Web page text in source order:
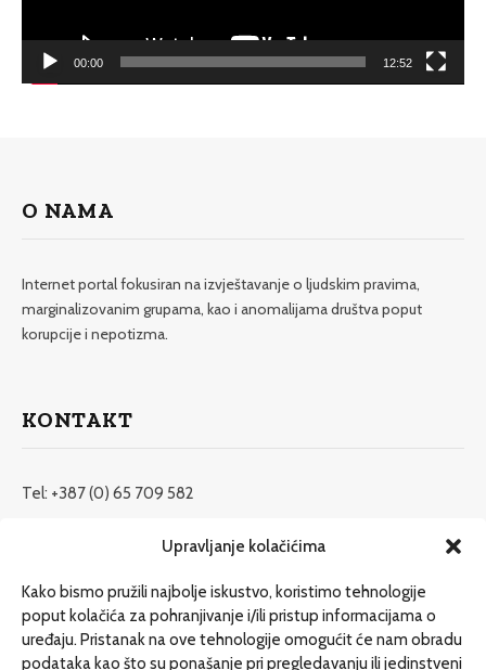
Upravljanje kolačićima
Kako bismo pružili najbolje iskustvo, koristimo tehnologije
poput kolačića za pohranjivanje i/ili pristup informacijama o
uređaju. Pristanak na ove tehnologije omogućit će nam obradu
podataka kao što su ponašanje pri pregledavanju ili jedinstveni
00:00 12:52
O NAMA
Internet portal fokusiran na izvještavanje o ljudskim pravima,
marginalizovanim grupama, kao i anomalijama društva poput
korupcije i nepotizma.
KONTAKT
Tel: +387 (0) 65 709 582
redakcija@etrafika.net
Dosije